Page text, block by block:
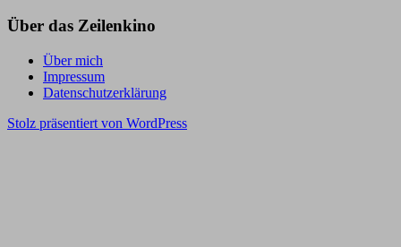
Über das Zeilenkino
Über mich
Impressum
Datenschutzerklärung
Stolz präsentiert von WordPress